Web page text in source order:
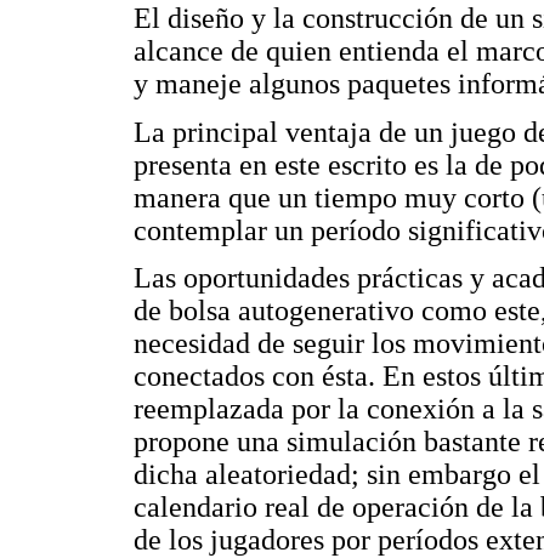
El diseño y la construcción de un
alcance de quien entienda el
y maneje algunos paquetes
La principal ventaja de un juego
presenta en este escrito es la de
manera que un tiempo muy corto
contemplar un período
Las oportunidades prácticas y
de bolsa autogenerativo como
necesidad de seguir los
conectados con ésta. En estos
reemplazada por la conexión a la
propone una simulación bastante
dicha aleatoriedad; sin embargo
calendario real de operación de
de los jugadores por períodos